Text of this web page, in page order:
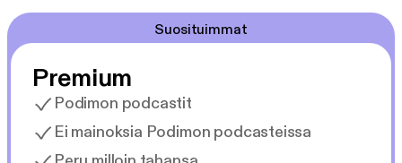
Suosituimmat
Premium
Podimon podcastit
Ei mainoksia Podimon podcasteissa